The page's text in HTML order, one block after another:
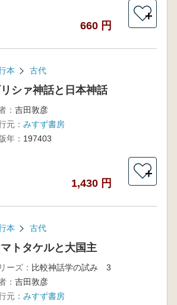
660 円
＋
本 古代
シァ神話と日本神話
： 吉田敦彦
元： みすず書房
年： 197403
1,430 円
＋
本 古代
トタケルと大国主
ーズ： 比較神話学の試み 3
： 吉田敦彦
元： みすず書房